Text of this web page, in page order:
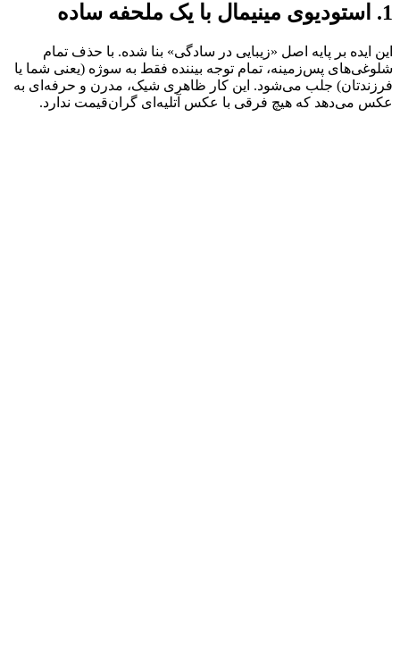
1. استودیوی مینیمال با یک ملحفه ساده
این ایده بر پایه اصل «زیبایی در سادگی» بنا شده. با حذف تمام
شلوغی‌های پس‌زمینه، تمام توجه بیننده فقط به سوژه (یعنی شما یا
فرزندتان) جلب می‌شود. این کار ظاهری شیک، مدرن و حرفه‌ای به
عکس می‌دهد که هیچ فرقی با عکس آتلیه‌ای گران‌قیمت ندارد.